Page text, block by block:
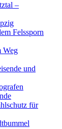
–
Felssporn
Weg
und
für